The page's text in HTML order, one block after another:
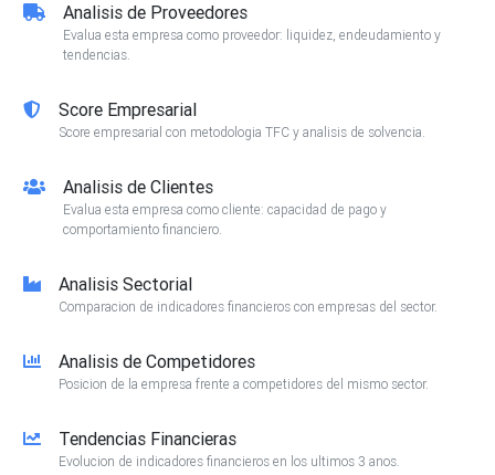
Analisis de Proveedores
Evalua esta empresa como proveedor: liquidez, endeudamiento y
tendencias.
Score Empresarial
Score empresarial con metodologia TFC y analisis de solvencia.
Analisis de Clientes
Evalua esta empresa como cliente: capacidad de pago y
comportamiento financiero.
Analisis Sectorial
Comparacion de indicadores financieros con empresas del sector.
Analisis de Competidores
Posicion de la empresa frente a competidores del mismo sector.
Tendencias Financieras
Evolucion de indicadores financieros en los ultimos 3 anos.